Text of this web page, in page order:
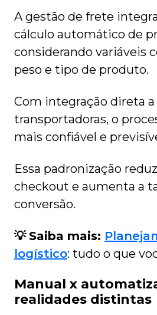
A gestão de frete
cálculo automático de
considerando variáveis
peso e tipo de produto.
Com integração direta a
transportadoras, o
mais confiável e
Essa padronização
checkout e aumenta a
conversão.
💡 Saiba mais:
logístico: tudo o que
Manual x
realidades distintas